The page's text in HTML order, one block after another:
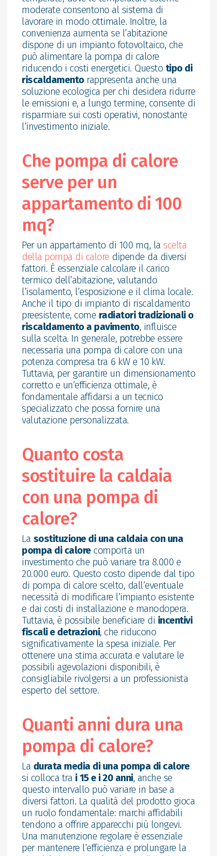
moderate consentono al sistema di
lavorare in modo ottimale. Inoltre, la
convenienza aumenta se l’abitazione
dispone di un impianto fotovoltaico, che
può alimentare la pompa di calore
riducendo i costi energetici. Questo tipo di
riscaldamentorappresenta anche una
soluzione ecologica per chi desidera ridurre
le emissioni e, a lungo termine, consente di
risparmiare sui costi operativi, nonostante
l’investimento iniziale.
Che pompa di calore
serve per un
appartamento di 100
mq?
Per un appartamento di 100 mq, la scelta
della pompa di calore dipende da diversi
fattori. È essenziale calcolare il carico
termico dell’abitazione, valutando
l’isolamento, l’esposizione e il clima locale.
Anche il tipo di impianto di riscaldamento
preesistente, come radiatori tradizionali o
riscaldamento a pavimento, influisce
sulla scelta. In generale, potrebbe essere
necessaria una pompa di calore con una
potenza compresa tra 6 kW e 10 kW.
Tuttavia, per garantire un dimensionamento
corretto e un’efficienza ottimale, è
fondamentale affidarsi a un tecnico
specializzato che possa fornire una
valutazione personalizzata.
Quanto costa
sostituire la caldaia
con una pompa di
calore?
La sostituzione di una caldaia con una
pompa di calorecomporta un
investimento che può variare tra 8.000 e
20.000 euro. Questo costo dipende dal tipo
di pompa di calore scelto, dall’eventuale
necessità di modificare l’impianto esistente
e dai costi di installazione e manodopera.
Tuttavia, è possibile beneficiare di incentivi
fiscali e detrazioni, che riducono
significativamente la spesa iniziale. Per
ottenere una stima accurata e valutare le
possibili agevolazioni disponibili, è
consigliabile rivolgersi a un professionista
esperto del settore.
Quanti anni dura una
pompa di calore?
La durata media di una pompa di calore
si colloca tra i 15 e i 20 anni, anche se
questo intervallo può variare in base a
diversi fattori. La qualità del prodotto gioca
un ruolo fondamentale: marchi affidabili
tendono a offrire apparecchi più longevi.
Una manutenzione regolare è essenziale
per mantenere l’efficienza e prolungare la